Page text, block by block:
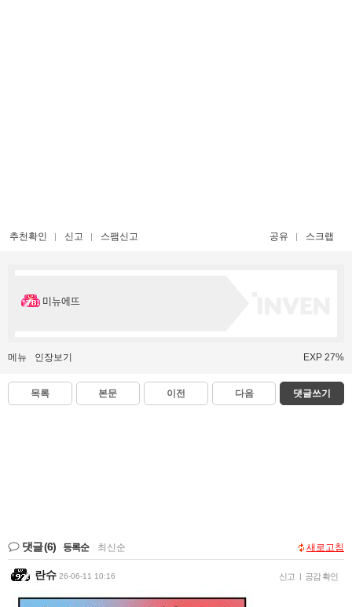
추천확인 신고 스팸신고 공유 스크랩
미뉴에뜨
메뉴 인장보기 EXP 27%
목록 본문 이전 다음 댓글쓰기
댓글(6) 등록순 최신순 새로고침
란슈 26-06-11 10:16 신고 | 공감 확인